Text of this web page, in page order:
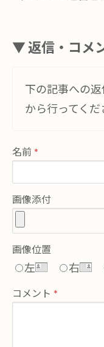
▼ 返信・コメ
下の記事への
から行ってくだ
名前
画像添付
画像位置
左 右
コメント